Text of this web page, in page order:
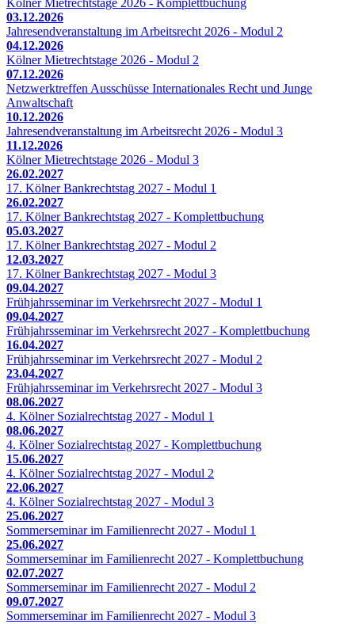
Kölner Mietrechtstage 2026 - Komplettbuchung
03.12.2026
Jahresendveranstaltung im Arbeitsrecht 2026 - Modul 2
04.12.2026
Kölner Mietrechtstage 2026 - Modul 2
07.12.2026
Netzwerktreffen Ausschüsse Internationales Recht und Junge
Anwaltschaft
10.12.2026
Jahresendveranstaltung im Arbeitsrecht 2026 - Modul 3
11.12.2026
Kölner Mietrechtstage 2026 - Modul 3
26.02.2027
17. Kölner Bankrechtstag 2027 - Modul 1
26.02.2027
17. Kölner Bankrechtstag 2027 - Komplettbuchung
05.03.2027
17. Kölner Bankrechtstag 2027 - Modul 2
12.03.2027
17. Kölner Bankrechtstag 2027 - Modul 3
09.04.2027
Frühjahrsseminar im Verkehrsrecht 2027 - Modul 1
09.04.2027
Frühjahrsseminar im Verkehrsrecht 2027 - Komplettbuchung
16.04.2027
Frühjahrsseminar im Verkehrsrecht 2027 - Modul 2
23.04.2027
Frühjahrsseminar im Verkehrsrecht 2027 - Modul 3
08.06.2027
4. Kölner Sozialrechtstag 2027 - Modul 1
08.06.2027
4. Kölner Sozialrechtstag 2027 - Komplettbuchung
15.06.2027
4. Kölner Sozialrechtstag 2027 - Modul 2
22.06.2027
4. Kölner Sozialrechtstag 2027 - Modul 3
25.06.2027
Sommerseminar im Familienrecht 2027 - Modul 1
25.06.2027
Sommerseminar im Familienrecht 2027 - Komplettbuchung
02.07.2027
Sommerseminar im Familienrecht 2027 - Modul 2
09.07.2027
Sommerseminar im Familienrecht 2027 - Modul 3